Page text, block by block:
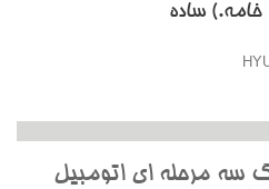
خامه.) ساده
سه مرحله اي اتومبيل